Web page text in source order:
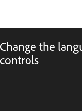
Change the
controls